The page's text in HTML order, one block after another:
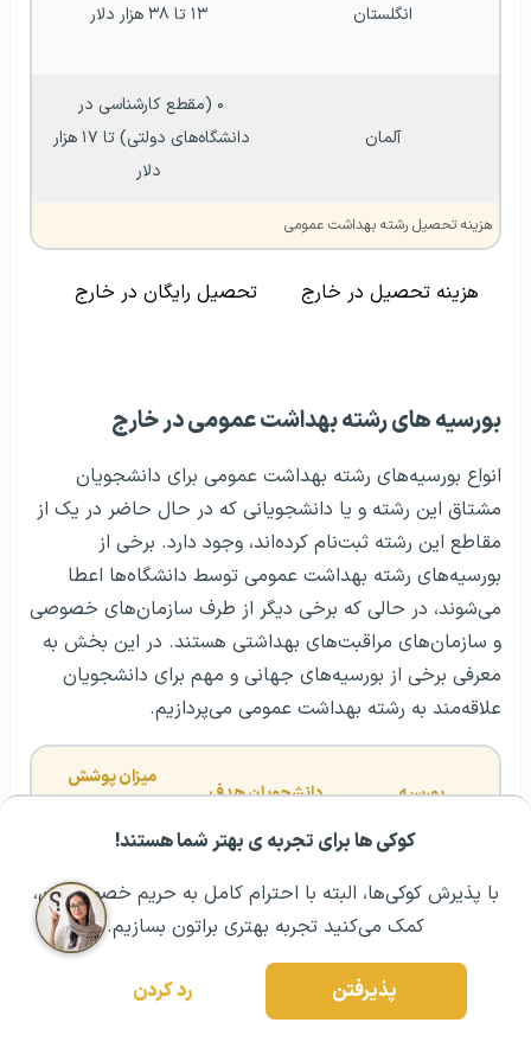
کوکی ها برای تجربه ی بهتر شما هستند!
با پذیرش کوکی‌ها، البته با احترام کامل به حریم خصوصیتون،
کمک می‌کنید تجربه بهتری براتون بسازیم.
پذیرفتن رد کردن
مشــاوره اولیه رایگان: ۰۲۱ ۴۳۰۰۰ ۰۲۱ رزرو مشاوره تخصصی
انگلستان ۱۳ تا ۳۸ هزار دلار
آلمان
دلار
هزینه تحصیل رشته بهداشت عمومی
هزینه تحصیل در خارج تحصیل رایگان در خارج
بورسیه های رشته بهداشت عمومی در خارج
انواع بورسیه‌های رشته بهداشت عمومی برای دانشجویان
مشتاق این رشته و یا دانشجویانی که در حال حاضر در یک از
مقاطع این رشته ثبت‌نام کرده‌اند، وجود دارد. برخی از
بورسیه‌های رشته بهداشت عمومی توسط دانشگاه‌ها اعطا
می‌شوند، در حالی که برخی دیگر از طرف سازمان‌های خصوصی
و سازمان‌های مراقبت‌های بهداشتی هستند. در این بخش به
معرفی برخی از بورسیه‌های جهانی و مهم برای دانشجویان
علاقه‌مند به رشته بهداشت عمومی می‌پردازیم.
بورسیه دانشجویان هدف
بورسیه تحصیلی
ACMPE
Scholarship
Fund Inc
مدیریت مطب
پزشکی، از جمله